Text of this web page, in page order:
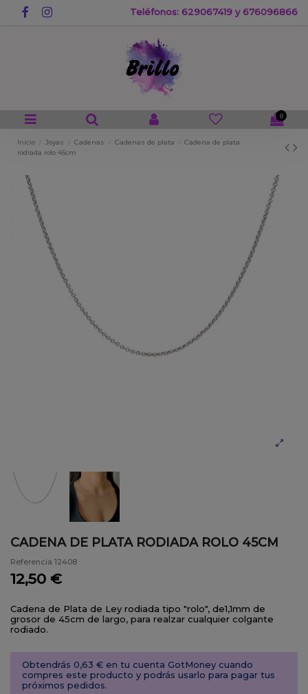
Teléfonos: 629067419 y 676096866
0
Inicio Joyas Cadenas Cadenas de plata
Cadena de plata
rodiada rolo 45cm
CADENA DE PLATA RODIADA ROLO 45CM
Referencia 12408
12,50 €
Cadena de Plata de Ley rodiada tipo "rolo", de1,1mm de
grosor de 45cm de largo, para realzar cualquier colgante
rodiado.
Obtendrás 0,63 € en tu cuenta GotMoney cuando
compres este producto y podrás usarlo para pagar tus
próximos pedidos.